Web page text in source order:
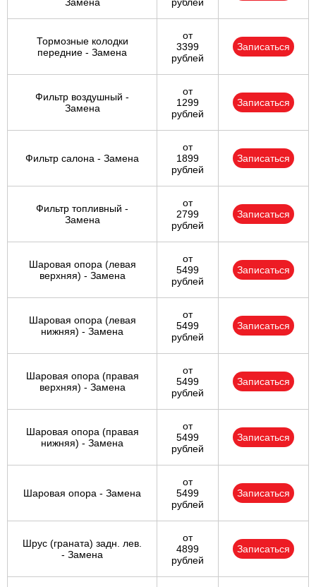
Замена рублей
Тормозные колодки
передние - Замена
от
3399
рублей
Записаться
Фильтр воздушный -
Замена
от
1299
рублей
Записаться
Фильтр салона - Замена
от
1899
рублей
Записаться
Фильтр топливный -
Замена
от
2799
рублей
Записаться
Шаровая опора (левая
верхняя) - Замена
от
5499
рублей
Записаться
Шаровая опора (левая
нижняя) - Замена
от
5499
рублей
Записаться
Шаровая опора (правая
верхняя) - Замена
от
5499
рублей
Записаться
Шаровая опора (правая
нижняя) - Замена
от
5499
рублей
Записаться
Шаровая опора - Замена
от
5499
рублей
Записаться
Шрус (граната) задн. лев.
- Замена
от
4899
рублей
Записаться